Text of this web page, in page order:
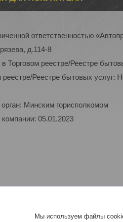
ответственностью
д.114-8
в Торговом реестре/Реестре
реестре/Реестре бытовых услуг:
Минским горисполкомом
компании: 05.01.2023
Мы используем файлы